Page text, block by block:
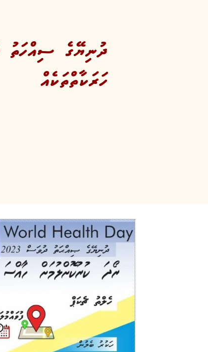
ދުނިޔޭގެ ސިއްހަތު
ހަރަކާތްތަކެއް